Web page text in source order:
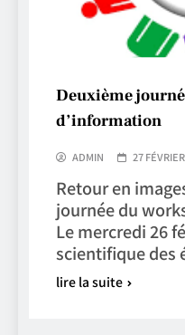
Deuxième
d’information
ADMIN 27
Retour en
journée du
Le mercredi 26
scientifique
lire la suite